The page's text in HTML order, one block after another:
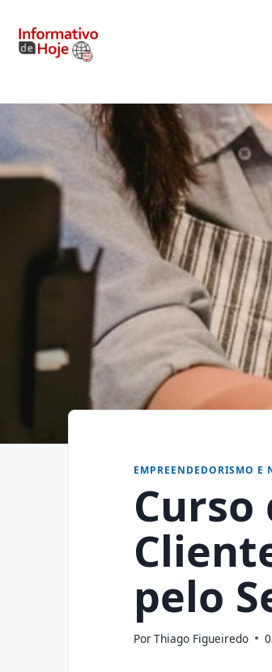
EMPREENDEDORISMO E
pelo
PorThiago Figueiredo